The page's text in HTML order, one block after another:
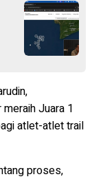
Juara 1
atlet-atlet trail
proses,